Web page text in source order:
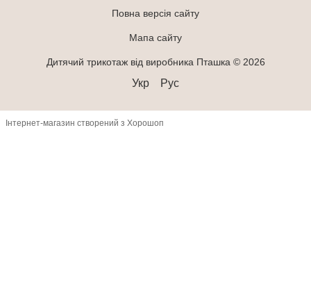
Повна версія сайту
Мапа сайту
Дитячий трикотаж від виробника Пташка © 2026
Укр Рус
Інтернет-магазин створений з Хорошоп